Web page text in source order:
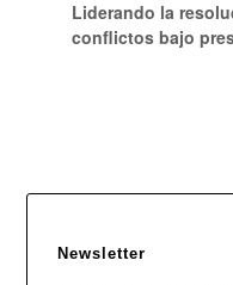
Liderando la
conflictos bajo
Newsletter